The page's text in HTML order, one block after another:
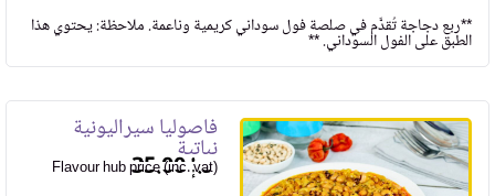
**ربع دجاجة تُقدَّم في صلصة فول سوداني كريمية وناعمة. ملاحظة: يحتوي هذا
الطبق على الفول السوداني. **
فاصوليا سيراليونية
نباتية
35.00
Flavour hub price (inc. vat)